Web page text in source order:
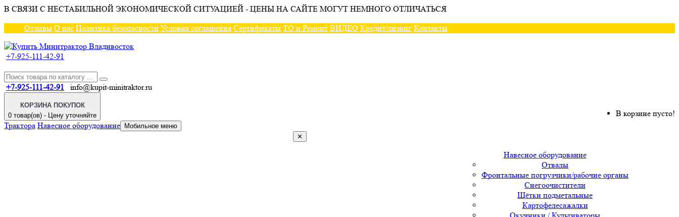
В СВЯЗИ С НЕСТАБИЛЬНОЙ ЭКОНОМИЧЕСКОЙ СИТУАЦИЕЙ - ЦЕНЫ НА САЙТЕ МОГУТ НЕМНОГО ОТЛИЧАТЬСЯ
Отзывы О нас Политика безопасности Условия соглашения Сертификаты ТО и Ремонт ВИДЕО Кредит/лизинг Контакты
+7-925-111-42-91
+7-925-111-42-91 info@kupit-minitraktor.ru
КОРЗИНА ПОКУПОК
0 товар(ов) - Цену уточняйте
В корзине пусто!
Трактора Навесное оборудование
Мобильное меню
✕
Навесное оборудование
Отвалы
Фронтальные погрузчики/рабочие органы
Снегоочистители
Щётки подметальные
Картофелесажалки